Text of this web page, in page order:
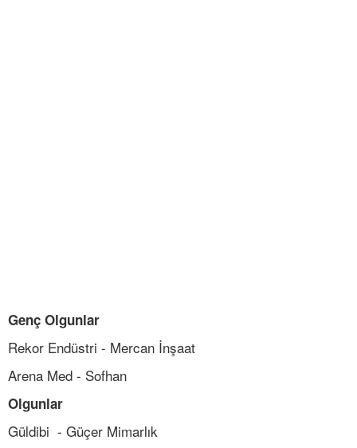
Genç Olgunlar
Rekor Endüstri - Mercan İnşaat
Arena Med - Sofhan
Olgunlar
Güldibi - Güçer Mimarlık